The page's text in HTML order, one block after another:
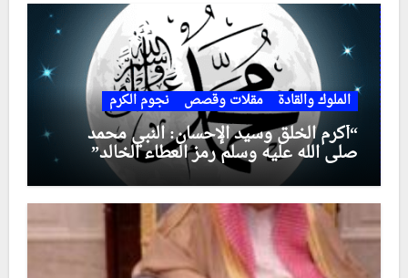
الملوك والقادة مقلات وقصص نجوم الكرم
“أكرم الخلق وسيد الإحسان: النبي محمد
صلى الله عليه وسلم رمز العطاء الخالد”